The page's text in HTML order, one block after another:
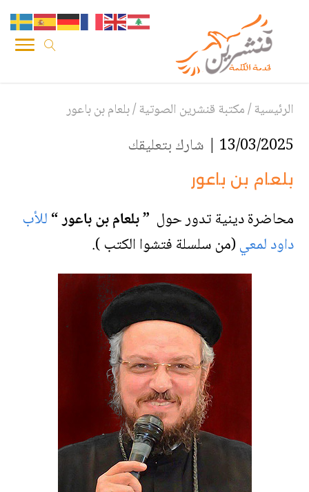
الرئيسية/مكتبة قنشرين الصوتية/بلعام بن باعور
13/03/2025 | شارك بتعليقك
بلعام بن باعور
محاضرة دينية تدور حول ” بلعام بن باعور “للأب
داود لمعي(من سلسلة فتشوا الكتب ).